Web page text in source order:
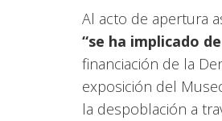
Al acto de apertura
“se ha implicado
financiación de la
exposición del
la despoblación a